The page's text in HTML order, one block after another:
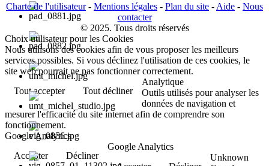
Charte de l'utilisateur- Mentions légales - Plan du site - Aide - Nous
contacter
© 2025. Tous droits réservés
Choix utilisateur pour les Cookies
Nous utilisons des cookies afin de vous proposer les meilleurs
services possibles. Si vous déclinez l'utilisation de ces cookies, le
site web pourrait ne pas fonctionner correctement.
Tout accepter
Tout décliner
Analytique
Outils utilisés pour analyser les
données de navigation et
mesurer l'efficacité du site internet afin de comprendre son
fonctionnement.
Google Analytics
Accepter
Décliner
Google Analytics
Unknown